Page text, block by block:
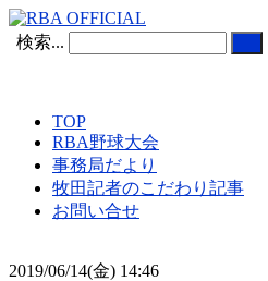
検索...
TOP
RBA野球大会
事務局だより
牧田記者のこだわり記事
お問い合せ
2019/06/14(金) 14:46